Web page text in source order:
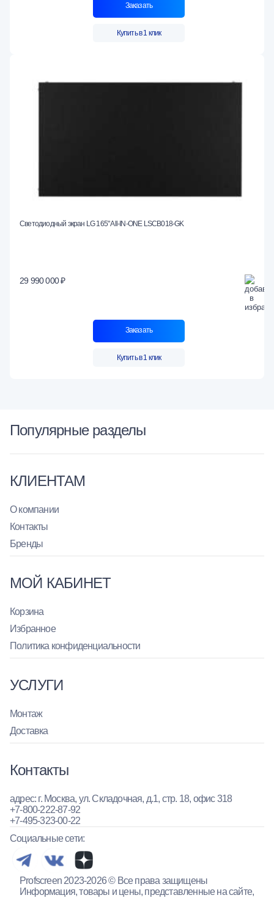
Заказать
Купить в 1 клик
Светодиодный экран LG 165" All-IN-ONE LSCB018-GK
29 990 000 ₽
Заказать
Купить в 1 клик
Популярные разделы
КЛИЕНТАМ
О компании
Контакты
Бренды
МОЙ КАБИНЕТ
Корзина
Избранное
Политика конфиденциальности
УСЛУГИ
Монтаж
Доставка
Контакты
адрес: г. Москва, ул. Складочная, д.1, стр. 18, офис 318
+7-800-222-87-92
+7-495-323-00-22
Социальные сети:
Profscreen 2023-2026 © Все права защищены
Информация, товары и цены, представленные на сайте,